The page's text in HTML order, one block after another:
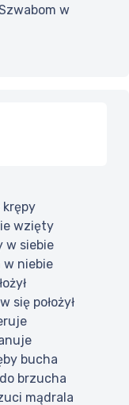
w
krępy
wzięty
w siebie
w niebie
się położył
bucha
brzucha
mądrala